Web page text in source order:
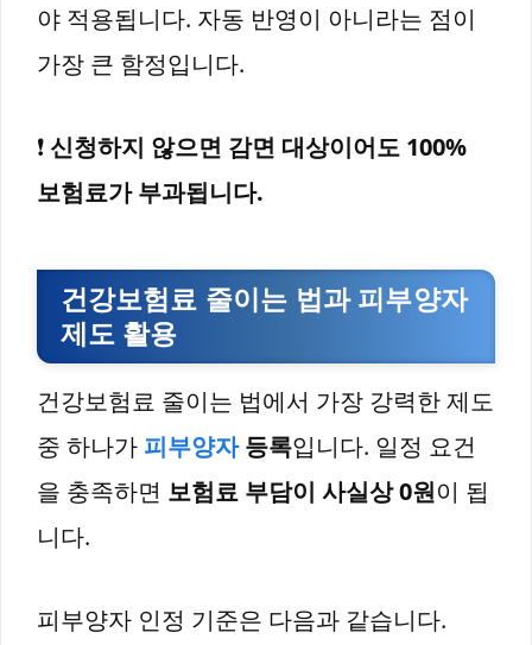
야 적용됩니다. 자동 반영이 아니라는 점이
가장 큰 함정입니다.
❗ 신청하지 않으면 감면 대상이어도 100%
보험료가 부과됩니다.
건강보험료 줄이는 법과 피부양자
제도 활용
건강보험료 줄이는 법에서 가장 강력한 제도
중 하나가 피부양자등록입니다. 일정 요건
을 충족하면 보험료 부담이 사실상 0원이 됩
니다.
피부양자 인정 기준은 다음과 같습니다.